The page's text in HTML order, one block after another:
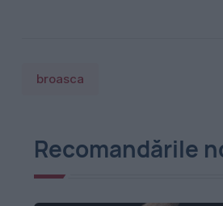
broasca
Recomandările